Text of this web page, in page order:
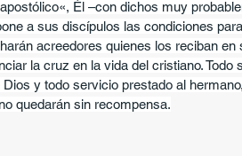
Él –con dichos muy
a sus discípulos las condiciones
acreedores quienes los reciban
la cruz en la vida del cristiano.
y todo servicio prestado al
quedarán sin recompensa.